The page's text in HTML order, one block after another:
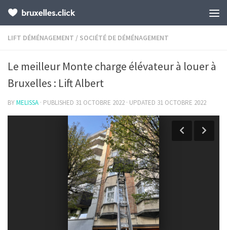
LIFT DÉMÉNAGEMENT / SOCIÉTÉ DE DÉMÉNAGEMENT
Le meilleur Monte charge élévateur à louer à
Bruxelles : Lift Albert
BYMELISSA · PUBLISHED 31 OCTOBRE 2022 · UPDATED 31 OCTOBRE 2022